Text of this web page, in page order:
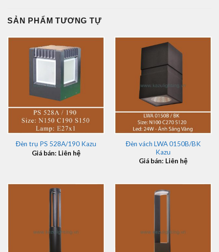
SẢN PHẨM TƯƠNG TỰ
Đèn trụ PS 528A/190 Kazu
Giá bán: Liên hệ
Đèn vách LWA 0150B/BK
Kazu
Giá bán: Liên hệ